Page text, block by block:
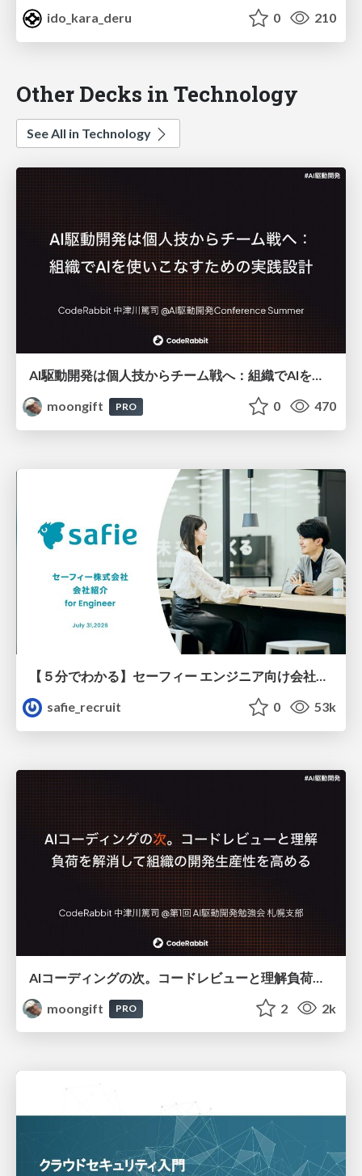
ido_kara_deru
0 210
Other Decks in Technology
See All in Technology
moongift
PRO 0 470
【５分でわかる】セーフィー エンジニア向け会社紹介
safie_recruit
0 53k
moongift
PRO 2 2k